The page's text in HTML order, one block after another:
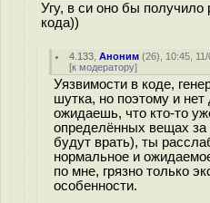
Угу, в си оно бы получило
кода))
4.133 ,Аноним (26), 10:45,
[к модератору]
Уязвимости в коде,
шутка, но поэтому и
ожидаешь, что кто-то
определённых вещах за
будут врать), ты
нормальное и
по мне, грязно только
особенности.